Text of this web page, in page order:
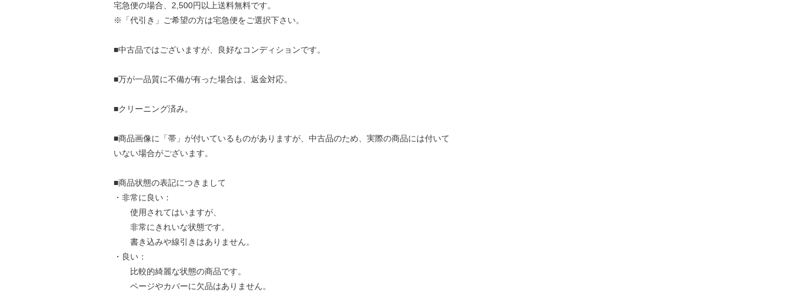
宅急便の場合、2,500円以上送料無料です。
※「代引き」ご希望の方は宅急便をご選択下さい。
■中古品ではございますが、良好なコンディションです。
■万が一品質に不備が有った場合は、返金対応。
■クリーニング済み。
■商品画像に「帯」が付いているものがありますが、中古品のため、実際の商品には付いて
いない場合がございます。
■商品状態の表記につきまして
・非常に良い：
使用されてはいますが、
非常にきれいな状態です。
書き込みや線引きはありません。
・良い：
比較的綺麗な状態の商品です。
ページやカバーに欠品はありません。